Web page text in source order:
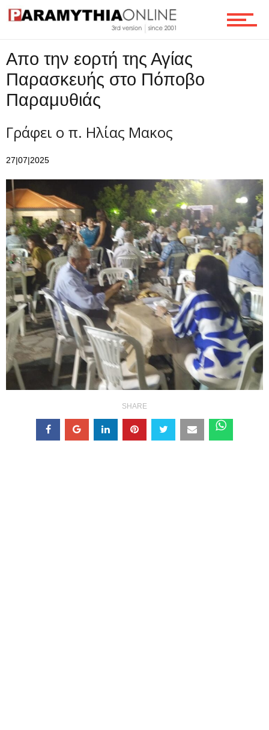
Ροή
Επικοινωνία
Απο την εορτή της Αγίας
Παρασκευής στο Πόποβο
Παραμυθιάς
Γράφει ο π. Ηλίας Μακος
27|07|2025
SHARE